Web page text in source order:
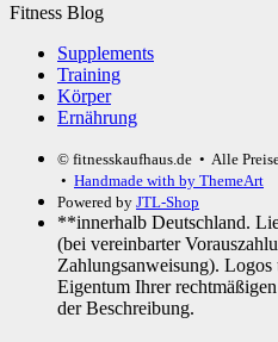
Fitness Blog
Supplements
Training
Körper
Ernährung
© fitnesskaufhaus.de • Alle
• Handmade with by ThemeArt
Powered by JTL-Shop
**innerhalb Deutschland.
(bei vereinbarter
Zahlungsanweisung).
Eigentum Ihrer
der Beschreibung.